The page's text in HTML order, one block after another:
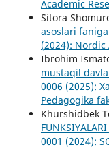
Academic
Sitora
asoslari
(2024):
Ibrohim
mustaqil
0006 (2025):
Pedagogika
Khurshidbek
0001 (2024):